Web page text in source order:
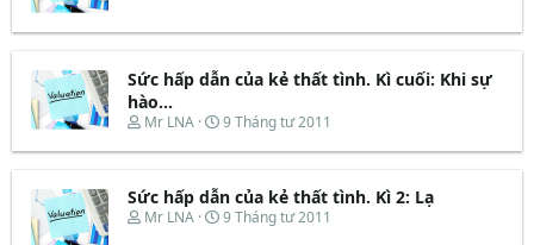
e
d
s
t
a
r
e
r
y
ắ
đ
ầ
u
Sức hấp dẫn của kẻ thất tình. Kì cuối: Khi sự
hào...
T
r
a
d
Mr LNA
N
à
b
ắ
9 Tháng tư 2011
Sức hấp dẫn của kẻ thất tình. Kì 2: Lạ
T
Mr LNA
N
9 Tháng tư 2011